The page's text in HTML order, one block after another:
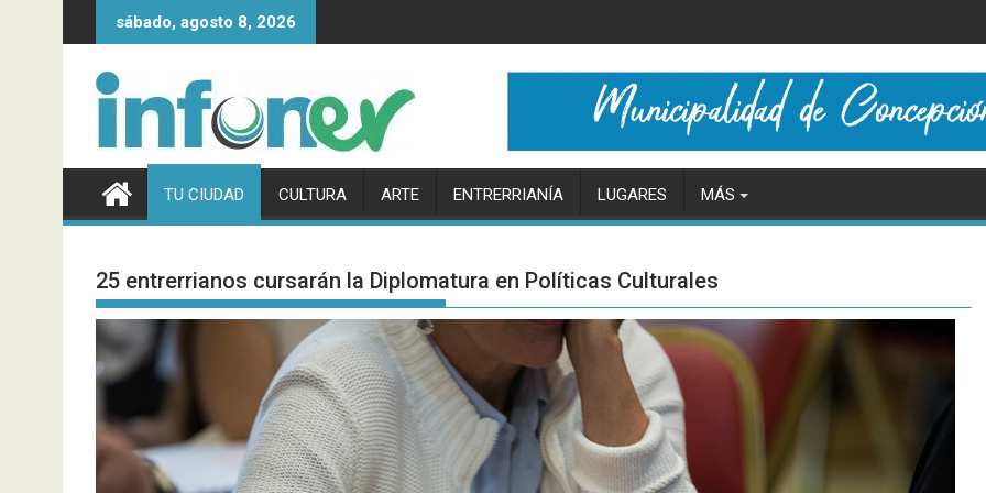
al
sábado, agosto 8, 2026
TU CIUDAD CULTURA ARTE ENTRERRIANÍA LUGARES MÁS
25 entrerrianos cursarán la Diplomatura en Políticas Culturales